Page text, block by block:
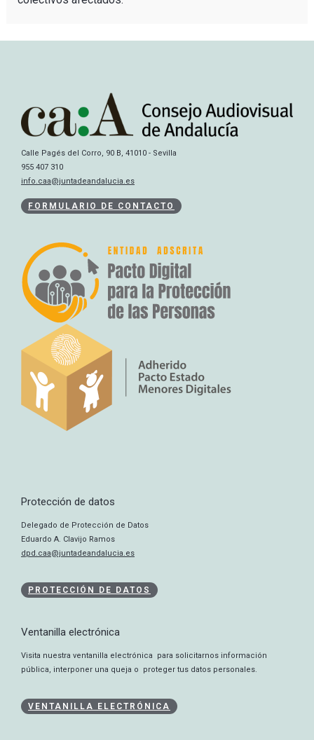
Calle Pagés del Corro, 90 B, 41010 - Sevilla
955 407 310
info.caa@juntadeandalucia.es
FORMULARIO DE CONTACTO
Protección de datos
Delegado de Protección de Datos
Eduardo A. Clavijo Ramos
dpd.caa@juntadeandalucia.es
PROTECCIÓN DE DATOS
Ventanilla electrónica
Visita nuestra ventanilla electrónica para solicitarnos información
pública, interponer una queja o proteger tus datos personales.
VENTANILLA ELECTRÓNICA